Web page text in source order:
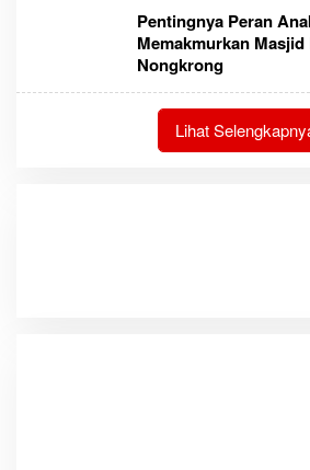
Pentingnya Peran
Memakmurkan Masjid
Nongkrong
Lihat